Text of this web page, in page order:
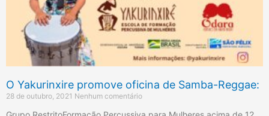
O Yakurinxire promove oficina de Samba-Reggae:
28 de outubro, 2021 Nenhum comentário